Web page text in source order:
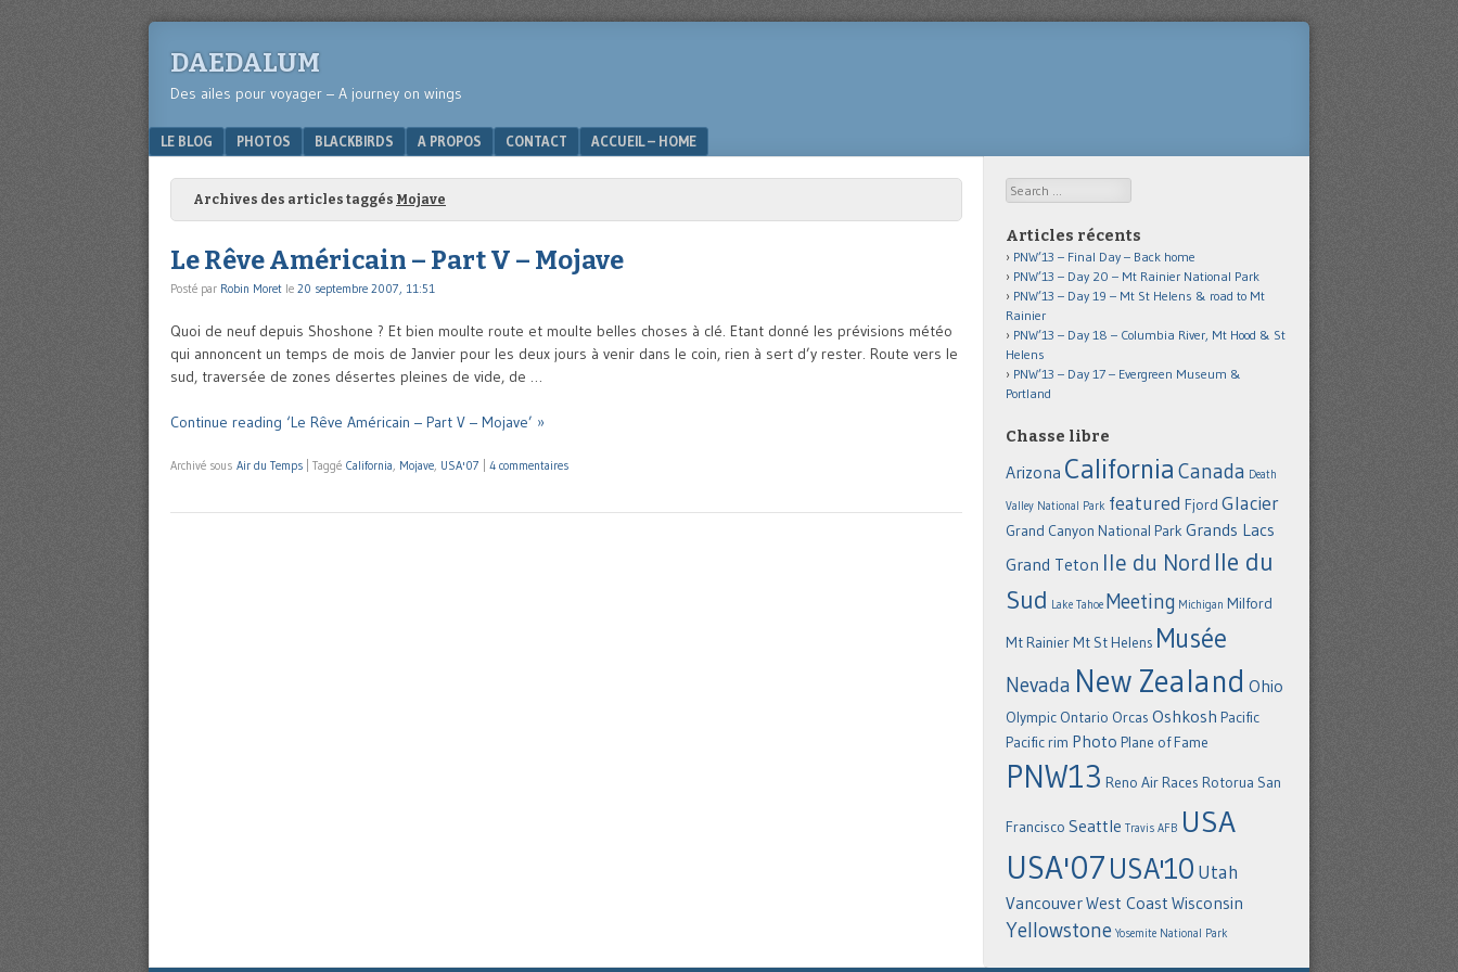
DAEDALUM
Des ailes pour voyager – A journey on wings
Menu
SKIP TO CONTENT
LE BLOG PHOTOS BLACKBIRDS A PROPOS CONTACT ACCUEIL – HOME
Archives des articles taggés Mojave
Le Rêve Américain – Part V – Mojave
Posté par Robin Moret le 20 septembre 2007, 11:51
Quoi de neuf depuis Shoshone ? Et bien moulte route et moulte belles choses à clé. Etant donné les prévisions météo
qui annoncent un temps de mois de Janvier pour les deux jours à venir dans le coin, rien à sert d’y rester. Route vers le
sud, traversée de zones désertes pleines de vide, de …
Continue reading ‘Le Rêve Américain – Part V – Mojave’ »
Archivé sous Air du Temps Taggé California, Mojave, USA'07 4 commentaires
Search
Articles récents
PNW’13 – Final Day – Back home
PNW’13 – Day 20 – Mt Rainier National Park
PNW’13 – Day 19 – Mt St Helens & road to Mt
Rainier
PNW’13 – Day 18 – Columbia River, Mt Hood & St
Helens
PNW’13 – Day 17 – Evergreen Museum &
Portland
Chasse libre
Arizona California Canada Death
Valley National Park featured Fjord Glacier
Grand Canyon National Park Grands Lacs
Grand Teton Ile du Nord Ile du
Sud Lake Tahoe Meeting Michigan Milford
Mt RainierMt St Helens Musée
Nevada New Zealand Ohio
Olympic Ontario Orcas Oshkosh Pacific
Pacific rim Photo Plane of Fame
PNW13 Reno Air Races Rotorua San
Francisco Seattle Travis AFB USA
USA'07USA'10 Utah
VancouverWest Coast Wisconsin
Yellowstone Yosemite National Park